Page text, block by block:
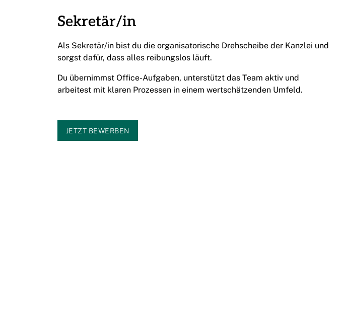
Sekretär/in
Als Sekretär/in bist du die organisatorische Drehscheibe der Kanzlei und
sorgst dafür, dass alles reibungslos läuft.
Du übernimmst Office-Aufgaben, unterstützt das Team aktiv und
arbeitest mit klaren Prozessen in einem wertschätzenden Umfeld.
JETZT BEWERBEN